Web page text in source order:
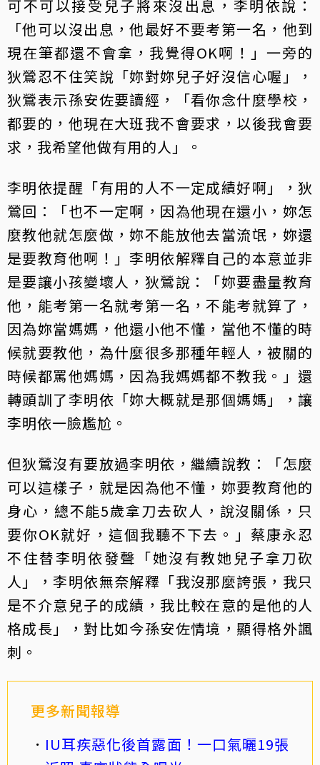
可不可以接受兒子將來沒出息，李明依說：
「他可以沒出息，他最好不要考第一名，他到
現在筆都還不會拿，我覺得OK啊！」一旁的
狄鶯忍不住笑說「妳對妳兒子好沒信心喔」，
狄鶯表示孫安佐要讀經，「看你念什麼學校，
都要的，他現在大班我不會要求，以後我會要
求，我希望他做有用的人」。
李明依提醒「有用的人不一定成績好啊」，狄
鶯回：「也不一定啊，因為他現在還小，妳怎
麼教他就怎麼做，妳不能放他去當流氓，妳還
是要教育他啊！」李明依解釋自己的本意並非
是要讓小孩變壞人，狄鶯說：「妳要盡量教育
他，能考第一名就考第一名，不能考就算了，
因為妳當媽媽，他還小他不懂，當他不懂的時
候就要教他，為什麼很多那種年輕人，被關的
時候都罵他媽媽，因為我媽媽都不教我。」還
轉頭訓了李明依「妳大概就是那個媽媽」，讓
李明依一臉尷尬。
但狄鶯沒有要放過李明依，繼續說教：「怎麼
可以這樣子，就是因為他不懂，妳要教育他的
身心，總不能5歲拿刀去砍人，說沒關係，只
要你OK就好，這個我聽不下去。」蔡康永忍
不住替李明依發聲「她沒有教她兒子拿刀砍
人」，李明依無奈解釋「我沒那麼誇張，我只
是不介意兒子的成績，我比較在意的是他的人
格成長」，對比如今孫安佐情境，顯得格外諷
刺。
更多新聞報導
IU耳疾惡化後首露面！一口氣曬19張